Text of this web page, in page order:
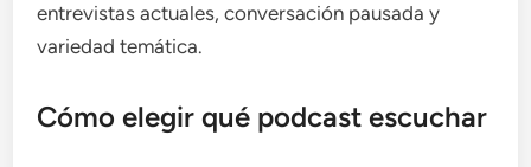
entrevistas actuales, conversación pausada y
variedad temática.
Cómo elegir qué podcast escuchar